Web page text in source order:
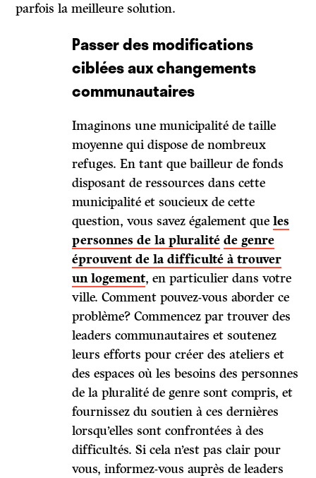
parfois la meilleure solution.
Passer des modifications
ciblées aux changements
communautaires
Imaginons une municipalité de taille
moyenne qui dispose de nombreux
refuges. En tant que bailleur de fonds
disposant de ressources dans cette
municipalité et soucieux de cette
question, vous savez également queles
personnes dela pluralité de genre
éprouvent de la difficulté à trouver
un logement, en particulier dans votre
ville. Comment pouvez-vous aborder ce
problème? Commencez par trouver des
leaders communautaires et soutenez
leurs efforts pour créer des ateliers et
des espaces où les besoins des personnes
de la pluralité de genre sont compris, et
fournissez du soutien à ces dernières
lorsqu’elles sont confrontées à des
difficultés. Si cela n’est pas clair pour
vous, informez-vous auprès de leaders